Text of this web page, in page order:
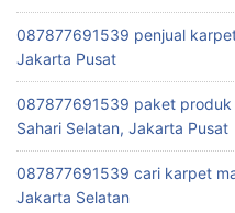
087877691539 penjual
Jakarta Pusat
087877691539 paket produk
Sahari Selatan, Jakarta Pusat
087877691539 cari karpet
Jakarta Selatan